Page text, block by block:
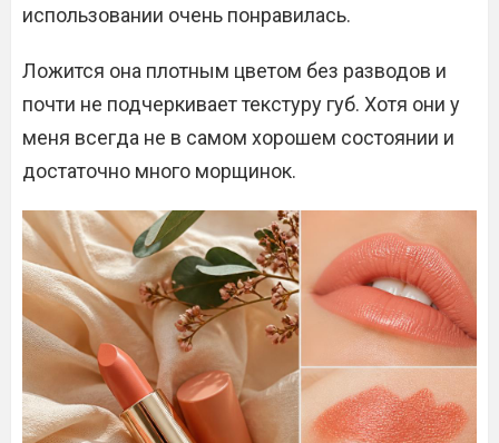
использовании очень понравилась.
Ложится она плотным цветом без разводов и
почти не подчеркивает текстуру губ. Хотя они у
меня всегда не в самом хорошем состоянии и
достаточно много морщинок.